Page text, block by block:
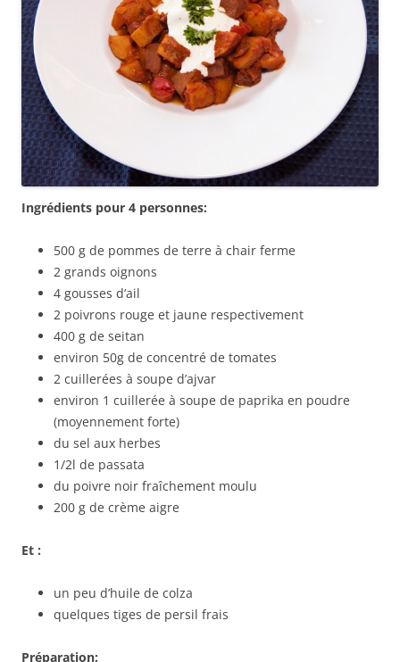
Ingrédients pour 4 personnes:
500 g de pommes de terre à chair ferme
2 grands oignons
4 gousses d’ail
2 poivrons rouge et jaune respectivement
400 g de seitan
environ 50g de concentré de tomates
2 cuillerées à soupe d’ajvar
environ 1 cuillerée à soupe de paprika en poudre
(moyennement forte)
du sel aux herbes
1/2l de passata
du poivre noir fraîchement moulu
200 g de crème aigre
Et :
un peu d’huile de colza
quelques tiges de persil frais
Préparation: